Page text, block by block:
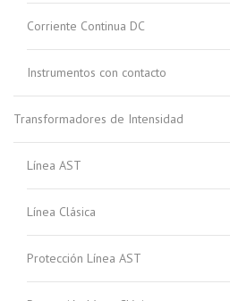
Corriente Continua DC
Instrumentos con contacto
Transformadores de Intensidad
Línea AST
Línea Clásica
Protección Línea AST